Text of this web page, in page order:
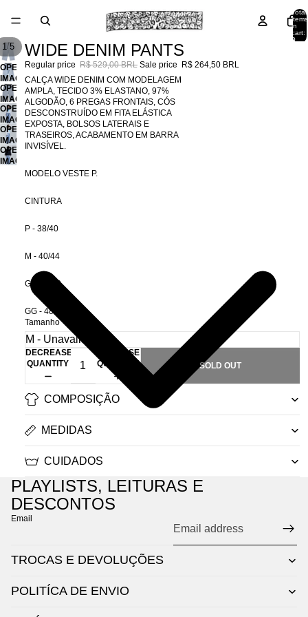
Total
items
in
cart:
0
1/5
OPEN
IMAGE
IN
FULL
SCREEN
OPEN
IMAGE
IN
FULL
SCREEN
OPEN
IMAGE
IN
FULL
SCREEN
OPEN
IMAGE
IN
FULL
SCREEN
OPEN
IMAGE
WIDE DENIM PANTS
Regular price R$ 529,00 BRL Sale price
R$ 264,50 BRL
CALÇA WIDE DENIM COM MODELAGEM
AMPLA, TECIDO 3% ELASTANO, 97%
ALGODÃO, 6 PREGAS FRONTAIS, CÓS
DESCONSTRUÍDO EM FITA ELÁSTICA
EXPOSTA, BOLSOS LATERAIS E
TRASEIROS, ACABAMENTO EM BARRA
INVISÍVEL.
MODELO VESTE P.
CINTURA
P - 38/40
M - 40/44
G - 44/48
GG - 48/52
Tamanho
DECREASE
QUANTITY
INCREASE
QUANTITY
SOLD OUT
COMPOSIÇÃO
MEDIDAS
CUIDADOS
PLAYLISTS, LEITURAS E
DESCONTOS
Email
TROCAS E DEVOLUÇÕES
POLITÍCA DE ENVIO